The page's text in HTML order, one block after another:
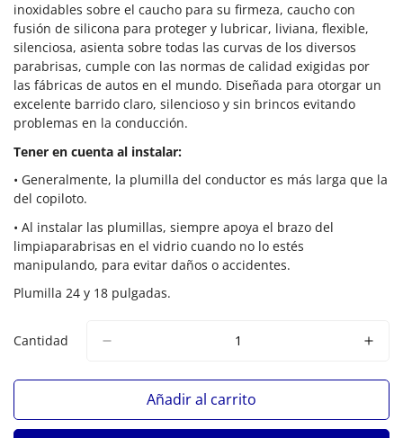
inoxidables sobre el caucho para su firmeza, caucho con
fusión de silicona para proteger y lubricar, liviana, flexible,
silenciosa, asienta sobre todas las curvas de los diversos
parabrisas, cumple con las normas de calidad exigidas por
las fábricas de autos en el mundo. Diseñada para otorgar un
excelente barrido claro, silencioso y sin brincos evitando
problemas en la conducción.
Tener en cuenta al instalar:
• Generalmente, la plumilla del conductor es más larga que la
del copiloto.
• Al instalar las plumillas, siempre apoya el brazo del
limpiaparabrisas en el vidrio cuando no lo estés
manipulando, para evitar daños o accidentes.
Plumilla 24 y 18 pulgadas.
Cantidad
Añadir al carrito